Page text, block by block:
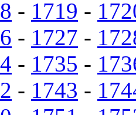
- 1719 -
- 1727 -
- 1735 -
- 1743 -